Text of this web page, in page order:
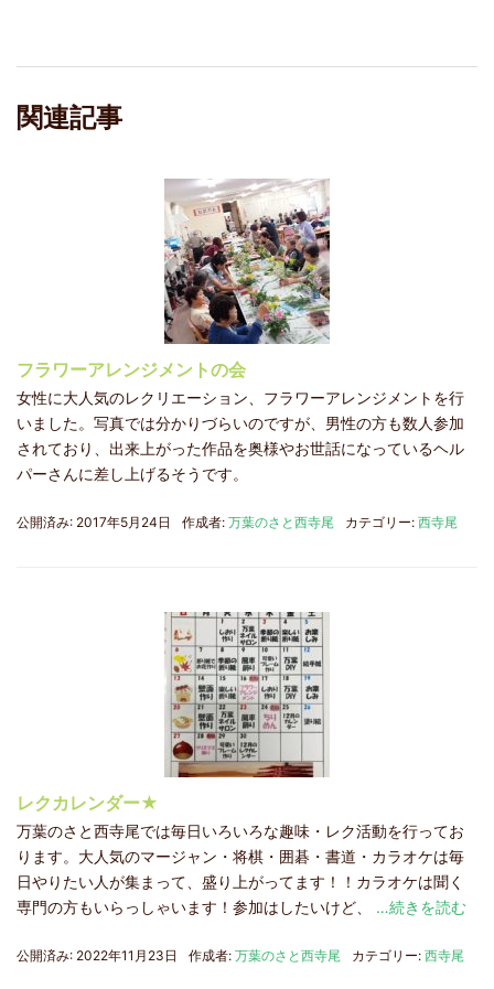
関連記事
フラワーアレンジメントの会
女性に大人気のレクリエーション、フラワーアレンジメントを行
いました。写真では分かりづらいのですが、男性の方も数人参加
されており、出来上がった作品を奥様やお世話になっているヘル
パーさんに差し上げるそうです。
公開済み: 2017年5月24日 作成者: 万葉のさと西寺尾 カテゴリー: 西寺尾
レクカレンダー★
万葉のさと西寺尾では毎日いろいろな趣味・レク活動を行ってお
ります。大人気のマージャン・将棋・囲碁・書道・カラオケは毎
日やりたい人が集まって、盛り上がってます！！カラオケは聞く
専門の方もいらっしゃいます！参加はしたいけど、 …続きを読む
公開済み: 2022年11月23日 作成者: 万葉のさと西寺尾 カテゴリー: 西寺尾